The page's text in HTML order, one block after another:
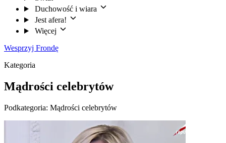
Duchowość i wiara
Jest afera!
Więcej
Wesprzyj Frondę
Kategoria
Mądrości celebrytów
Podkategoria: Mądrości celebrytów